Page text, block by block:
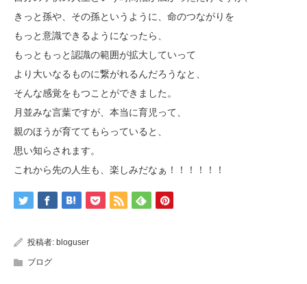
きっと孫や、その孫というように、命のつながりを
もっと意識できるようになったら、
もっともっと認識の範囲が拡大していって
より大いなるものに繋がれるんだろうなと、
そんな感覚をもつことができました。
月並みな言葉ですが、本当に育児って、
親のほうが育ててもらっていると、
思い知らされます。
これから先の人生も、楽しみだなぁ！！！！！！
投稿者: bloguser
ブログ